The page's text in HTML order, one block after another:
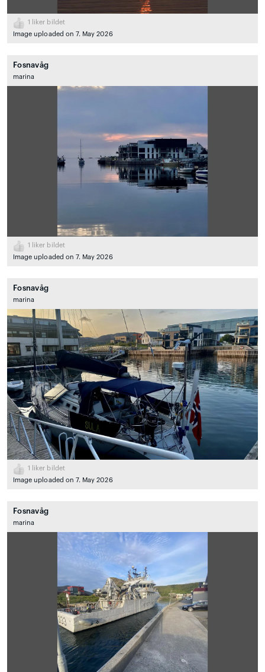
1
liker bildet
Image uploaded on 7. May 2026
Fosnavåg
marina
1
liker bildet
Image uploaded on 7. May 2026
Fosnavåg
marina
1
liker bildet
Image uploaded on 7. May 2026
Fosnavåg
marina